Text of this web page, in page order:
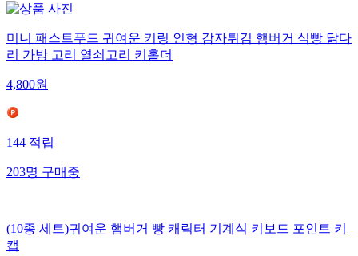
미니 패스트푸드 귀여운 키링 인형 감자튀김 햄버거 식빵 닭다
리 가방 고리 열쇠고리 키홀더
4,800원
144 적립
203명 구매중
(10종 세트)귀여운 햄버거 빵 캐릭터 기계식 키보드 포인트 키
캡